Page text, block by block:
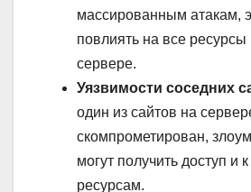
массированным атакам,
повлиять на все ресурсы
сервере.
Уязвимости соседних
один из сайтов на
скомпрометирован,
могут получить доступ и
ресурсам.